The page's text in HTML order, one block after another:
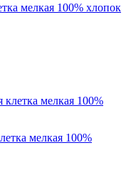
мелкая 100% хлопок
мелкая 100%